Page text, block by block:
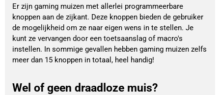
Er zijn gaming muizen met allerlei programmeerbare
knoppen aan de zijkant. Deze knoppen bieden de gebruiker
de mogelijkheid om ze naar eigen wens in te stellen. Je
kunt ze vervangen door een toetsaanslag of macro's
instellen. In sommige gevallen hebben gaming muizen zelfs
meer dan 15 knoppen in totaal, heel handig!
Wel of geen draadloze muis?